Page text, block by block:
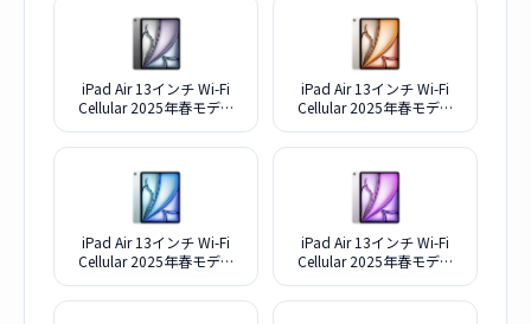
iPad Air 13インチ Wi-Fi
Cellular 2025年春モデル
[スペースグレイ]
iPad Air 13インチ Wi-Fi
Cellular 2025年春モデル
[スターライト]
iPad Air 13インチ Wi-Fi
Cellular 2025年春モデル
[ブルー]
iPad Air 13インチ Wi-Fi
Cellular 2025年春モデル
[パープル]